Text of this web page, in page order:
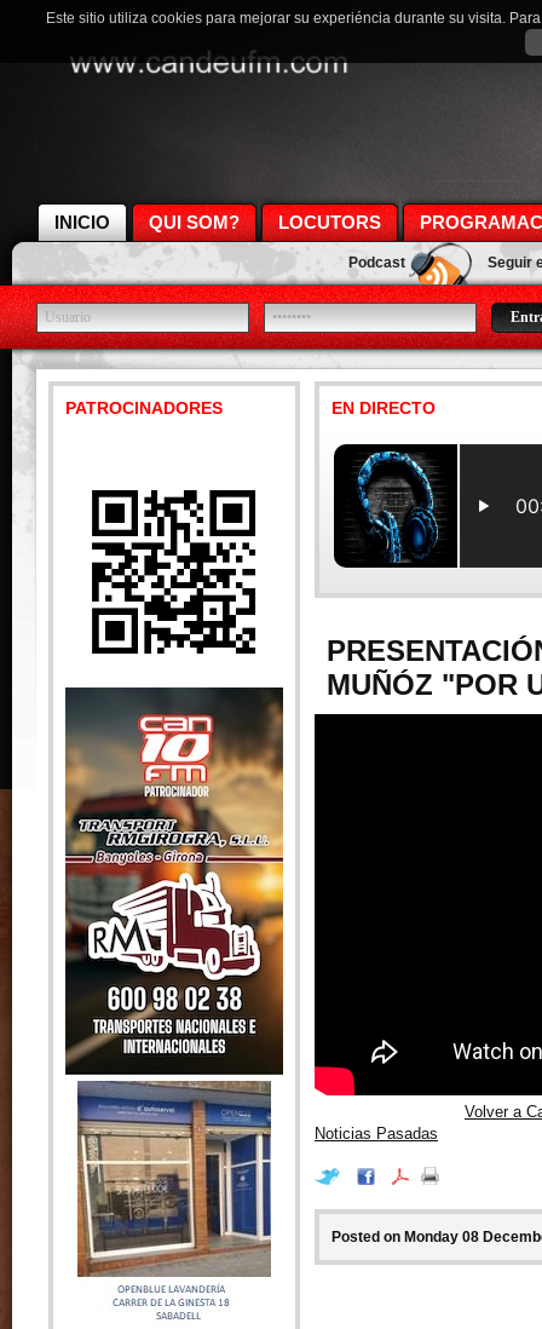
INICIO QUI SOM? LOCUTORS
Podcast Seguir
PATROCINADORES EN DIRECTO
MUÑÓZ "POR
Volver a
Noticias Pasadas
Posted on Monday 08
Este sitio utiliza cookies para mejorar su experiéncia durante su visita.